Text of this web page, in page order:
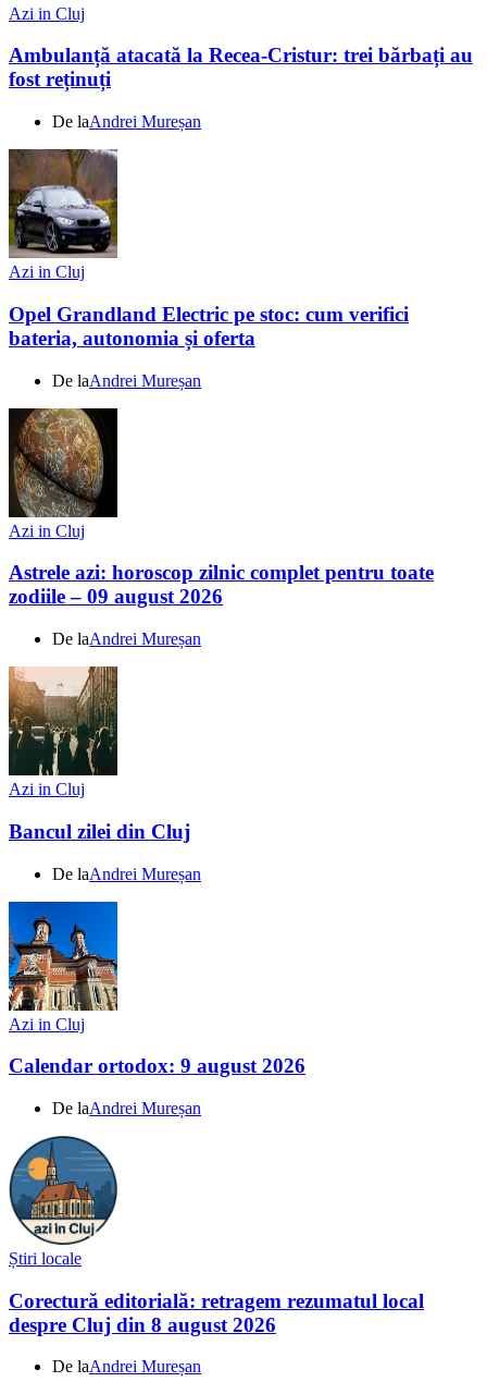
Azi in Cluj
Ambulanță atacată la Recea-Cristur: trei bărbați au
fost reținuți
De laAndrei Mureșan
Azi in Cluj
Opel Grandland Electric pe stoc: cum verifici
bateria, autonomia și oferta
De laAndrei Mureșan
Azi in Cluj
Astrele azi: horoscop zilnic complet pentru toate
zodiile – 09 august 2026
De laAndrei Mureșan
Azi in Cluj
Bancul zilei din Cluj
De laAndrei Mureșan
Azi in Cluj
Calendar ortodox: 9 august 2026
De laAndrei Mureșan
Știri locale
Corectură editorială: retragem rezumatul local
despre Cluj din 8 august 2026
De laAndrei Mureșan